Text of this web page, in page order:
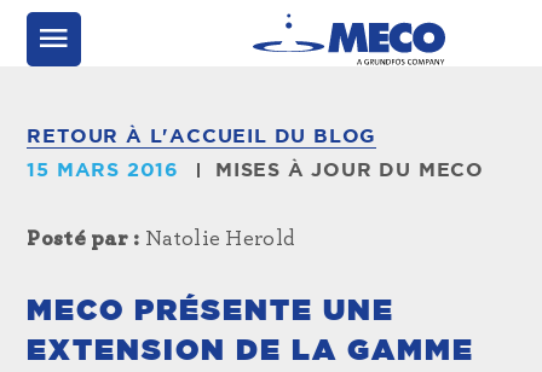
RETOUR À L'ACCUEIL DU BLOG
15 MARS 2016
MISES À JOUR DU MECO
Posté par : Natolie Herold
MECO PRÉSENTE UNE
EXTENSION DE LA GAMME